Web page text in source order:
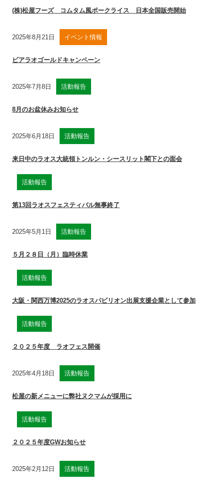
(株)松屋フーズ コムタム風ポークライス 日本全国販売開始
2025年8月21日 イベント情報
ビアラオゴールドキャンペーン
2025年7月8日 活動報告
8月のお盆休みお知らせ
2025年6月18日 活動報告
来日中のラオス大統領トンルン・シースリット閣下との面会
活動報告
第13回ラオスフェスティバル無事終了
2025年5月1日 活動報告
５月２８日（月）臨時休業
活動報告
大阪・関西万博2025のラオスパビリオン出展支援企業として参加
活動報告
２０２５年度 ラオフェス開催
2025年4月18日 活動報告
松屋の新メニューに弊社ヌクマムが採用に
活動報告
２０２５年度GWお知らせ
2025年2月12日 活動報告